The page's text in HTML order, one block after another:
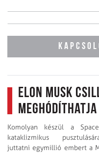
Elon Musk
Komolyan készül a
kataklizmikus
juttatni egymillió embert a